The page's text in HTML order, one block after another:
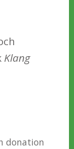
Klang
donation